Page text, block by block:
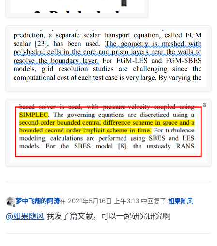
梦中飞翔的阿涛在 2021年5月16日 上午3:13 中回复了 如果随风
最后由 编辑
@如果随风 我发了篇文献，可以一起研究研究啊